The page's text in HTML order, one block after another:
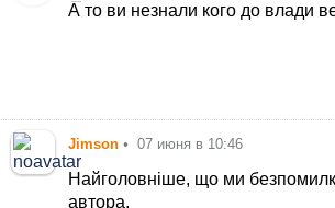
А то ви незнали кого до влади
Jimson • 07 июня в 10:46
Найголовніше, що ми
автора.